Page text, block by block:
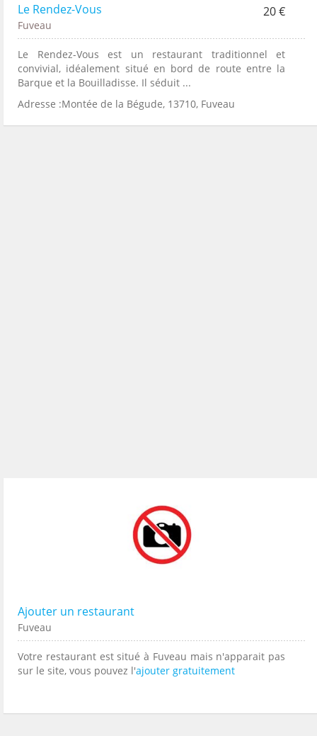
Le Rendez-Vous 20 €
Fuveau
Le Rendez-Vous est un restaurant traditionnel et
convivial, idéalement situé en bord de route entre la
Barque et la Bouilladisse. Il séduit ...
Adresse :Montée de la Bégude, 13710, Fuveau
Ajouter un restaurant
Fuveau
Votre restaurant est situé à Fuveau mais n'apparait pas
sur le site, vous pouvez l'ajouter gratuitement